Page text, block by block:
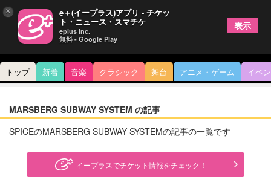
トップ 新着 音楽 クラシック 舞台 アニメ・ゲーム イベ
MARSBERG SUBWAY SYSTEM の記事
SPICEのMARSBERG SUBWAY SYSTEMの記事の一覧です
イープラスでチケット情報をチェック！
× e＋(イープラス)アプリ - チケッ
ト・ニュース・スマチケ
eplus inc.
無料 - Google Play
表示